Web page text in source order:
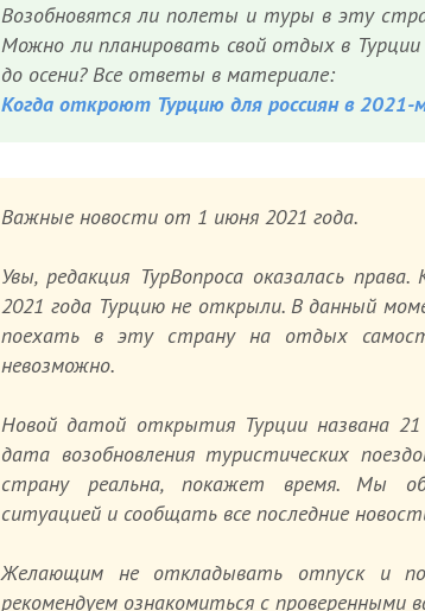
Возобновятся ли полеты и туры в эту
Можно ли планировать свой отдых в
до осени? Все ответы в материале:
Когда откроют Турцию для россиян в 2021-
Важные новости от 1 июня 2021 года.
Увы, редакция ТурВопроса оказалась
2021 года Турцию не открыли. В данный
поехать в эту страну на отдых
невозможно.
Новой датой открытия Турции названа
дата возобновления туристических
страну реальна, покажет время. Мы
ситуацией и сообщать все последние
Желающим не откладывать отпуск и
рекомендуем ознакомиться с проверенными